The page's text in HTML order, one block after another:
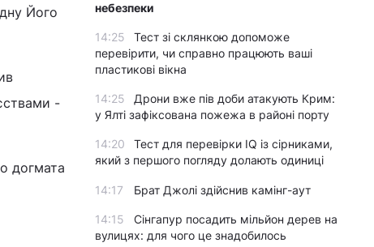
Його
-
догмата
небезпеки
14:25
Тест зі склянкою допоможе
перевірити, чи справно працюють ваші
пластикові вікна
14:25
Дрони вже пів доби атакують Крим:
у Ялті зафіксована пожежа в районі порту
14:20
Тест для перевірки IQ із сірниками,
який з першого погляду долають одиниці
14:17 Брат Джолі здійснив камінг-аут
14:15
Сінгапур посадить мільйон дерев на
вулицях: для чого це знадобилось